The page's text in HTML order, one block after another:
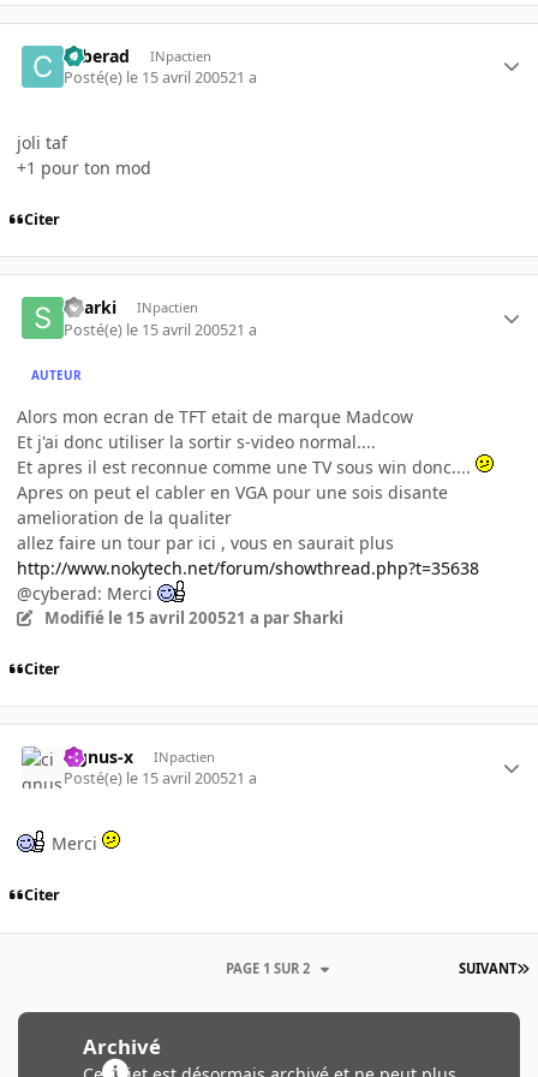
cyberad INpactien
Posté(e) le 15 avril 200521 a
joli taf
+1 pour ton mod
Citer
Sharki INpactien
Posté(e) le 15 avril 200521 a
AUTEUR
Alors mon ecran de TFT etait de marque Madcow
Et j'ai donc utiliser la sortir s-video normal....
Et apres il est reconnue comme une TV sous win donc....
Apres on peut el cabler en VGA pour une sois disante
amelioration de la qualiter
allez faire un tour par ici , vous en saurait plus
http://www.nokytech.net/forum/showthread.php?t=35638
@cyberad: Merci
Modifié le 15 avril 200521 a par Sharki
Citer
cignus-x INpactien
Posté(e) le 15 avril 200521 a
Merci
Citer
SUIVANT
PAGE 1 SUR 2
Archivé